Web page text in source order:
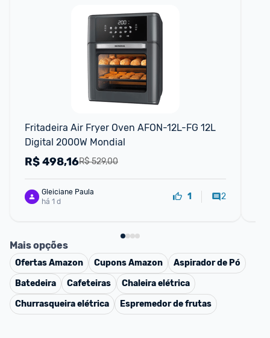
Fritadeira Air Fryer Oven AFON-12L-FG 12L
Digital 2000W Mondial
R$ 529,00
R$498,16
Gleiciane Paula
há 1 d
1 2
Mais opções
OfertasAmazon CuponsAmazon
Aspirador de Pó
Batedeira
Cafeteiras
Chaleira elétrica
Churrasqueira elétrica
Espremedor de frutas